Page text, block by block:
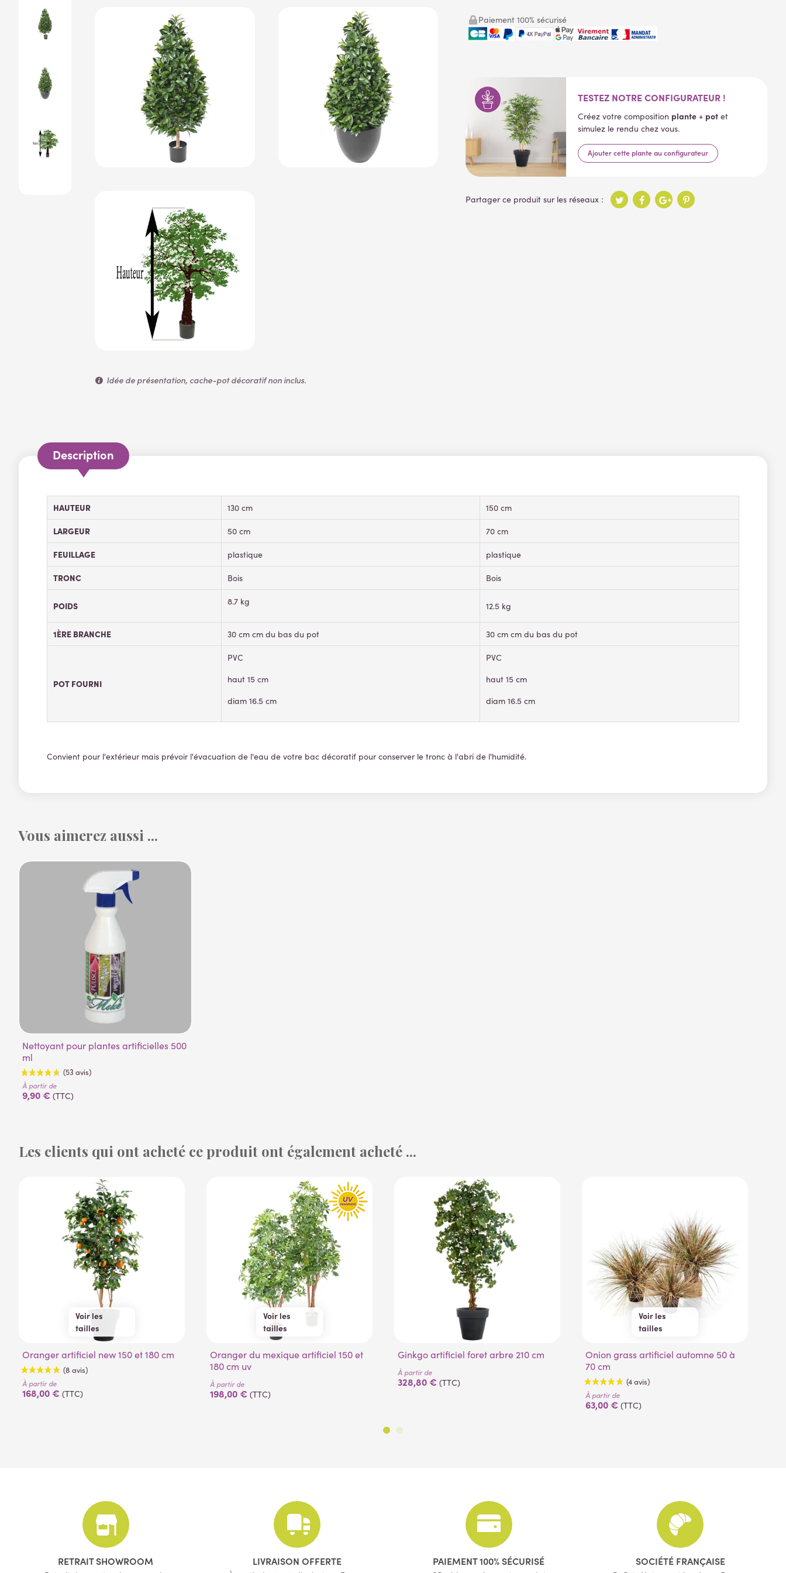
Idée de présentation, cache-pot décoratif non inclus.
Paiement 100% sécurisé
TESTEZ NOTRE CONFIGURATEUR !
Créez votre composition plante + pot et
simulez le rendu chez vous.
Description
HAUTEUR 130 cm 150 cm
LARGEUR 50 cm 70 cm
FEUILLAGE plastique plastique
TRONC Bois Bois
POIDS 8.7 kg 12.5 kg
1ÈRE BRANCHE 30 cm cm du bas du pot 30 cm cm du bas du pot
POT FOURNI
PVC
haut 15 cm
diam 16.5 cm
PVC
haut 15 cm
diam 16.5 cm
Convient pour l'extérieur mais prévoir l'évacuation de l'eau de votre bac décoratif pour conserver le tronc à l'abri de l'humidité.
Vous aimerez aussi ...
Nettoyant pour plantes artificielles 500
ml
(53 avis)
À partir de
9,90 € (TTC)
Les clients qui ont acheté ce produit ont également acheté ...
Voir les
tailles
150 cm180 cm
Oranger artificiel new 150 et 180 cm
(8 avis)
À partir de
168,00 € (TTC)
Voir les
tailles
150 cm
Oranger du mexique artificiel 150 et
180 cm uv
À partir de
198,00 € (TTC)
Ginkgo artificiel foret arbre 210 cm
À partir de
328,80 € (TTC)
Voir les
tailles
70 cm
Onion grass artificiel automne 50 à
70 cm
(4 avis)
À partir de
63,00 € (TTC)
RETRAIT SHOWROOM LIVRAISON OFFERTE PAIEMENT 100% SÉCURISÉ SOCIÉTÉ FRANÇAISE